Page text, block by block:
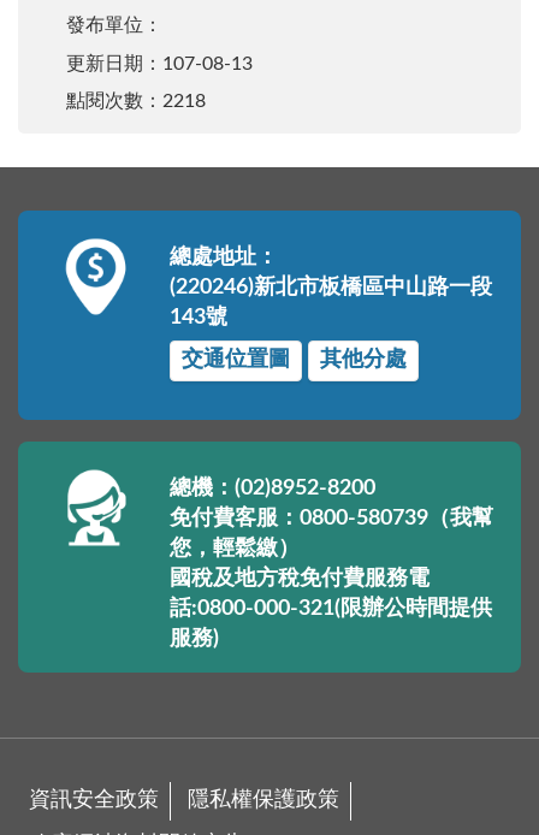
發布單位：
更新日期： 107-08-13
點閱次數：2218
總處地址：
(220246)新北市板橋區中山路一段
143號
交通位置圖
其他分處
總機：(02)8952-8200
免付費客服：0800-580739（我幫
您，輕鬆繳）
國稅及地方稅免付費服務電
話:0800-000-321(限辦公時間提供
服務)
資訊安全政策 隱私權保護政策